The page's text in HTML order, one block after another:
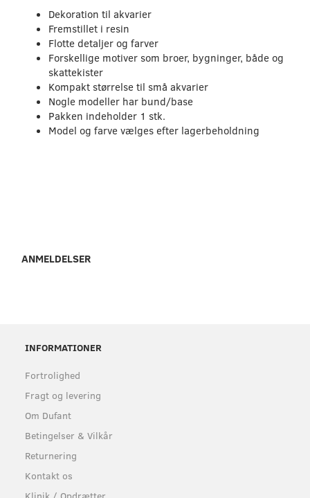
Dekoration til akvarier
Fremstillet i resin
Flotte detaljer og farver
Forskellige motiver som broer, bygninger, både og
skattekister
Kompakt størrelse til små akvarier
Nogle modeller har bund/base
Pakken indeholder 1 stk.
Model og farve vælges efter lagerbeholdning
ANMELDELSER
INFORMATIONER
Fortrolighed
Fragt og levering
Om Dufant
Betingelser & Vilkår
Returnering
Kontakt os
Klinik / Opdrætter